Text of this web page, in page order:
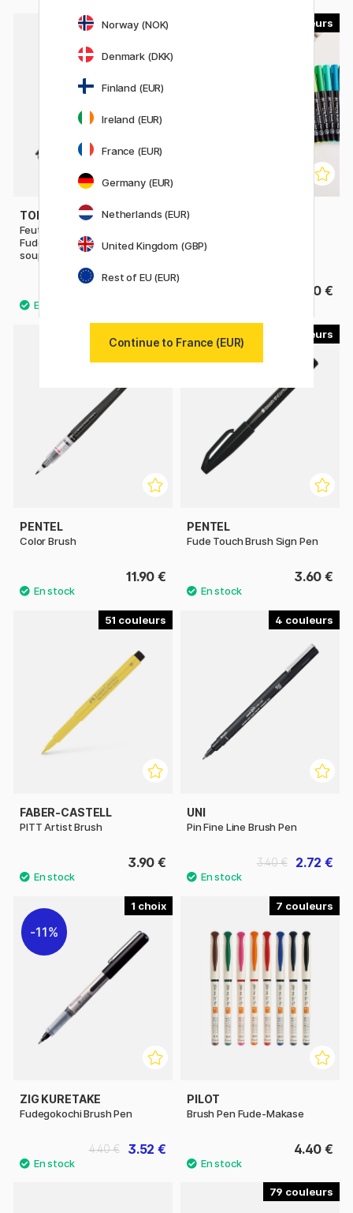
TOMBOW
Feutre de calligraphie
Fudenosuke Pointe pinceau
souple
SAKURA
l'unité
3.40 €
PENTEL
Color Brush
11.90 €
PENTEL
Fude Touch Brush Sign Pen
3.60 €
51
FABER-CASTELL
PITT Artist Brush
3.90 €
4
UNI
Pin Fine Line Brush Pen
2.72 €
3.40 €
1
11%
ZIG KURETAKE
Fudegokochi Brush Pen
3.52 €
4.40 €
7
PILOT
Brush Pen Fude-Makase
4.40 €
79
Norway (NOK)
Denmark (DKK)
Finland (EUR)
Ireland (EUR)
France (EUR)
Germany (EUR)
Netherlands (EUR)
United Kingdom (GBP)
Rest of EU (EUR)
Continue to France (EUR)